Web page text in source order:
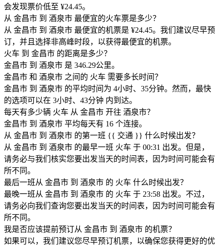
会发现票价低至 ¥24.45。
从 金昌市 到 酒泉市 最便宜的火车票是多少？
从 金昌市 到 酒泉市 最便宜的机票是 ¥24.45。我们建议尽早预
订，并且选择非高峰时段，以获得最便宜的机票。
火车 到 金昌市 的距离是多少？
金昌市 到 酒泉市 是 346.29公里。
金昌市 和 酒泉市 之间的 火车 需要多长时间？
金昌市 到 酒泉市 的平均时间为 4小时、35分钟。然而，最快
的选项可以在 3小时、43分钟 内到达。
每天有多少辆 火车 从 金昌市 开往 酒泉市？
金昌市 到 酒泉市 平均每天有 16 个连接。
从 金昌市 到 酒泉市 的第一班 {{ 交通 }} 什么时候出发？
从 金昌市 到 酒泉市 的最早一班 火车 于 00:31 出发。但是，
请务必与我们核实您要出发当天的时间表，因为时间可能会有
所不同。
最后一班从 金昌市 到 酒泉市 的 火车 什么时候出发？
最晚一班从 金昌市 到 酒泉市 的 火车 于 23:58 出发。不过，
请务必向我们查询您要出发当天的时间表，因为时间可能会有
所不同。
我是否应该提前预订从 金昌市 到 酒泉市 的机票？
如果可以，我们建议您尽早预订机票，以确保您获得更好的优